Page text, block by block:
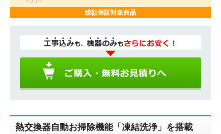
総額保証対象商品
熱交換器自動お掃除機能「凍結洗浄」を搭載